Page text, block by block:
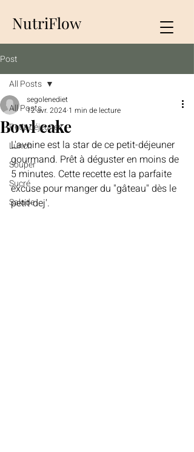
NutriFlow
Post
All Posts
Petit-déjeuner
Lunch
Souper
Sucré
Salade
All Posts
Bowl cake
segolenediet
12 avr. 2024 1 min de lecture
L'avoine est la star de ce petit-déjeuner
gourmand. Prêt à déguster en moins de
5 minutes. Cette recette est la parfaite
excuse pour manger du "gâteau" dès le
petit-dej'.